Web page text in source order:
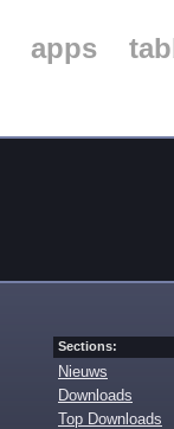
apps
Sections:
Nieuws
Downloads
Top Downloads